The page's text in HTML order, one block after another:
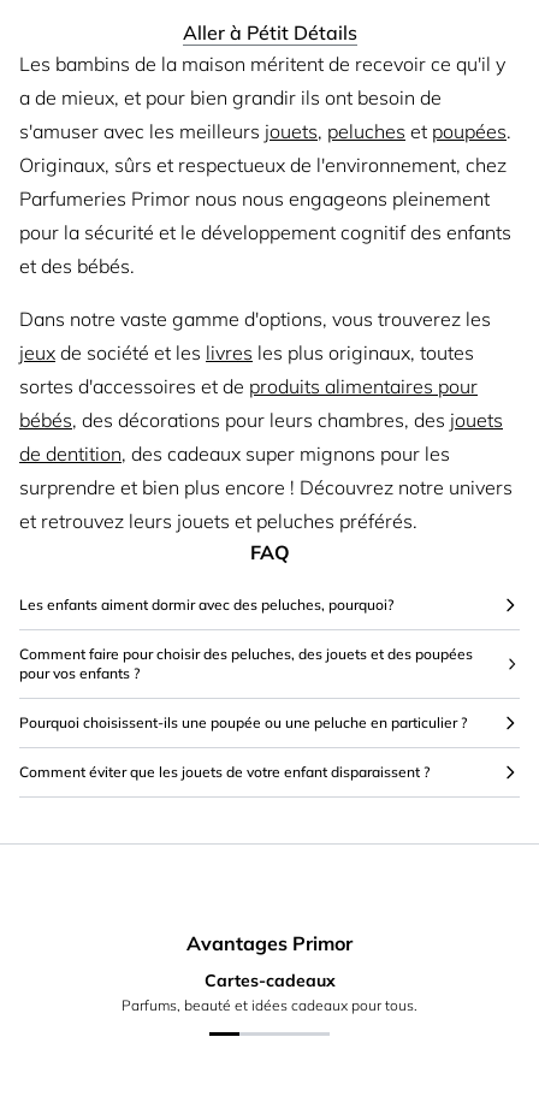
Aller à Pétit Détails
Les bambins de la maison méritent de recevoir ce qu'il y
a de mieux, et pour bien grandir ils ont besoin de
s'amuser avec les meilleurs jouets, peluches et poupées.
Originaux, sûrs et respectueux de l'environnement, chez
Parfumeries Primor nous nous engageons pleinement
pour la sécurité et le développement cognitif des enfants
et des bébés.
Dans notre vaste gamme d'options, vous trouverez les
jeux de société et les livres les plus originaux, toutes
sortes d'accessoires et de produits alimentaires pour
bébés, des décorations pour leurs chambres, des jouets
de dentition, des cadeaux super mignons pour les
surprendre et bien plus encore ! Découvrez notre univers
et retrouvez leurs jouets et peluches préférés.
FAQ
Les enfants aiment dormir avec des peluches, pourquoi?
Comment faire pour choisir des peluches, des jouets et des poupées
pour vos enfants ?
Pourquoi choisissent-ils une poupée ou une peluche en particulier ?
Comment éviter que les jouets de votre enfant disparaissent ?
Avantages Primor
Cartes-cadeaux
Parfums, beauté et idées cadeaux pour tous.